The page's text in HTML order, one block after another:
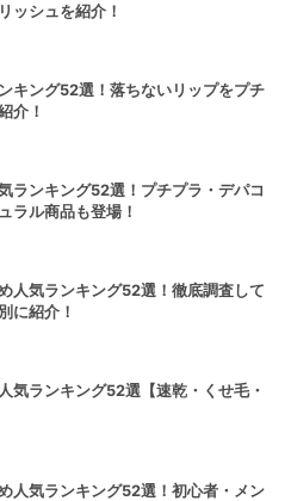
ッシュを紹介！
キング52選！落ちないリップをプチ
介！
ランキング52選！プチプラ・デパコ
ラル商品も登場！
人気ランキング52選！徹底調査して
に紹介！
気ランキング52選【速乾・くせ毛・
人気ランキング52選！初心者・メン